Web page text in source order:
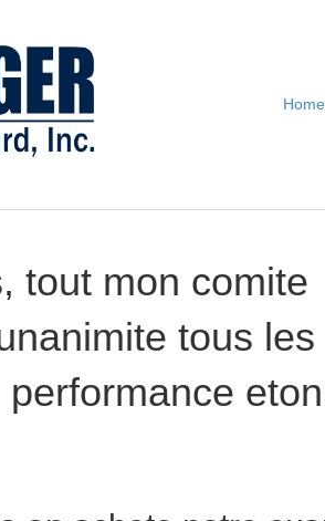
tout mon comite
tous